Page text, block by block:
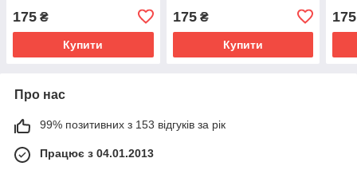
175 ₴
Купити
175₴
Купити
175
Про нас
99% позитивних з 153 відгуків за рік
Працює з 04.01.2013